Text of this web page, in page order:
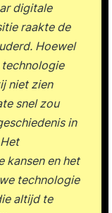
digitale
raakte de
Hoewel
technologie
niet zien
snel zou
in
kansen en het
technologie
altijd te